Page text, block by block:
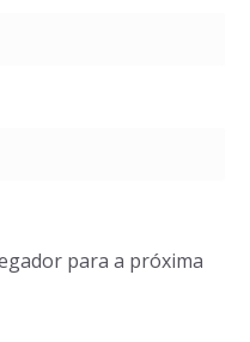
para a próxima